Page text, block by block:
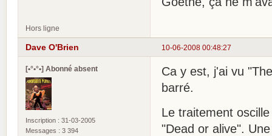
Hors ligne
10-06-2008 00:48:27
Dave O'Brien
[•°•°•] Abonné absent
Inscription : 31-03-2005
Messages : 3 394
Ca y est, j'ai vu
barré.
Le traitement
"Dead or alive".